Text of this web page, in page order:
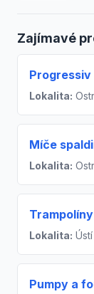
Zajímavé
Lokalita:
Míče
Lokalita:
Trampolíny
Lokalita:
Pumpy a